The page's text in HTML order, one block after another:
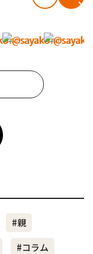
#親
#コラム